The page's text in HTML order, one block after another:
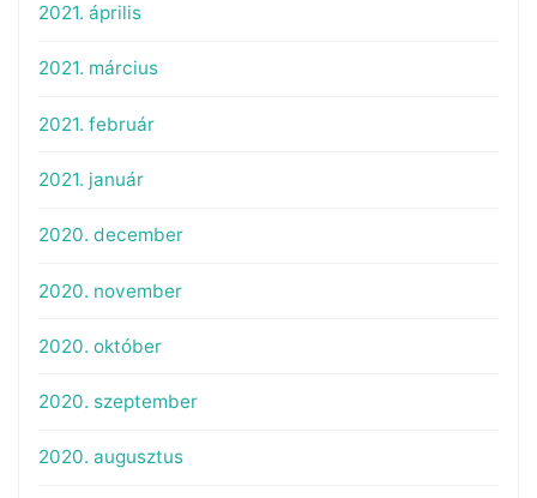
2021. április
2021. március
2021. február
2021. január
2020. december
2020. november
2020. október
2020. szeptember
2020. augusztus